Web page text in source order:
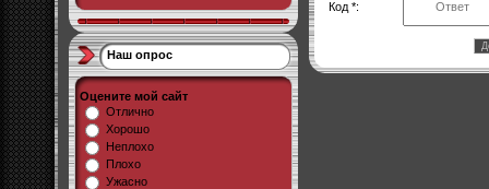
Наш опрос
Оцените мой сайт
Отлично
Хорошо
Неплохо
Плохо
Ужасно
Код *: